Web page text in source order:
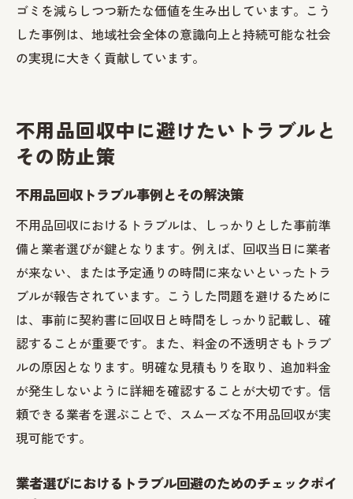
ゴミを減らしつつ新たな価値を生み出しています。こう
した事例は、地域社会全体の意識向上と持続可能な社会
の実現に大きく貢献しています。
不用品回収中に避けたいトラブルと
その防止策
不用品回収トラブル事例とその解決策
不用品回収におけるトラブルは、しっかりとした事前準
備と業者選びが鍵となります。例えば、回収当日に業者
が来ない、または予定通りの時間に来ないといったトラ
ブルが報告されています。こうした問題を避けるために
は、事前に契約書に回収日と時間をしっかり記載し、確
認することが重要です。また、料金の不透明さもトラブ
ルの原因となります。明確な見積もりを取り、追加料金
が発生しないように詳細を確認することが大切です。信
頼できる業者を選ぶことで、スムーズな不用品回収が実
現可能です。
業者選びにおけるトラブル回避のためのチェックポイ